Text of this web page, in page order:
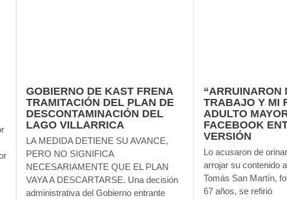
GOBIERNO DE KAST FRENA
TRAMITACIÓN DEL PLAN DE
DESCONTAMINACIÓN DEL
LAGO VILLARRICA
LA MEDIDA DETIENE SU AVANCE,
PERO NO SIGNIFICA
NECESARIAMENTE QUE EL PLAN
VAYA A DESCARTARSE. Una decisión
administrativa del Gobierno entrante
“ARRUINARON
TRABAJO Y MI
ADULTO
FACEBOOK
VERSIÓN
Lo acusaron de
arrojar su contenido
Tomás San Martín,
67 años, se refirió